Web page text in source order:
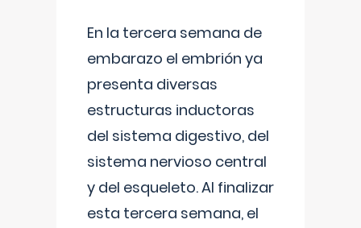
En la tercera semana de
embarazo el embrión ya
presenta diversas
estructuras inductoras
del sistema digestivo, del
sistema nervioso central
y del esqueleto. Al finalizar
esta tercera semana, el